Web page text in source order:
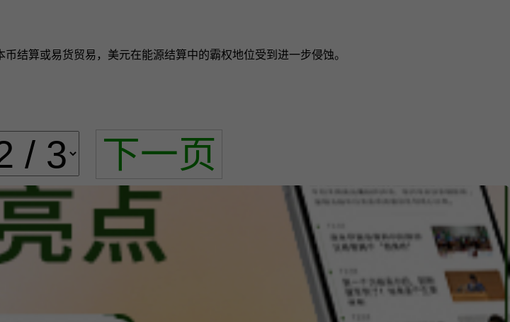
结算或易货贸易，美元在能源结算中的霸权地位受到进一步侵蚀。
下一页